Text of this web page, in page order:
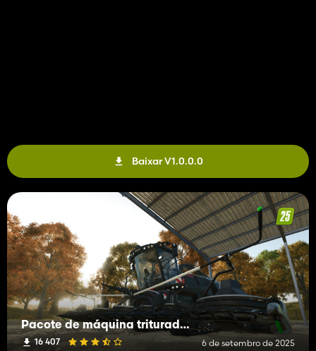
Baixar V1.0.0.0
Pacote de máquina trituradora (Realistic Drive)
16 407 6 de setembro de 2025